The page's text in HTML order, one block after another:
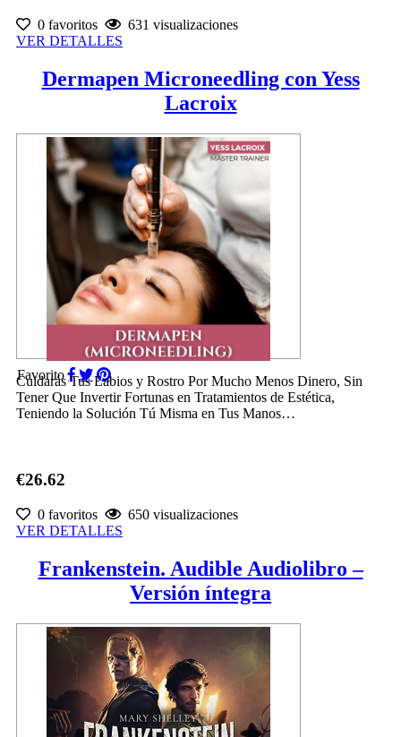
0 favoritos
631 visualizaciones
VER DETALLES
Dermapen Microneedling con Yess
Lacroix
Favorito
Cuidarás Tus Labios y Rostro Por Mucho Menos Dinero, Sin
Tener Que Invertir Fortunas en Tratamientos de Estética,
Teniendo la Solución Tú Misma en Tus Manos…
€26.62
0 favoritos
650 visualizaciones
VER DETALLES
Frankenstein. Audible Audiolibro –
Versión íntegra